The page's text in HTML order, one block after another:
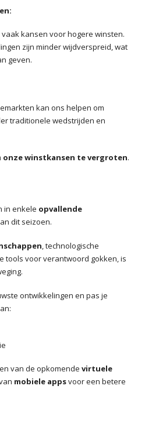
kansen voor hogere winsten.
zijn minder wijdverspreid, wat
geven.
kan ons helpen om
traditionele wedstrijden en
onze winstkansen te vergroten.
in enkele opvallende
dit seizoen.
, technologische
tools voor verantwoord gokken, is
ontwikkelingen en pas je
van de opkomende virtuele
mobiele appsvoor een betere